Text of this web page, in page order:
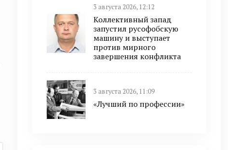
3 августа 2026, 12:12
Коллективный запад
запустил русофобскую
машину и выступает
против мирного
завершения конфликта
3 августа 2026, 11:09
«Лучший по профессии»